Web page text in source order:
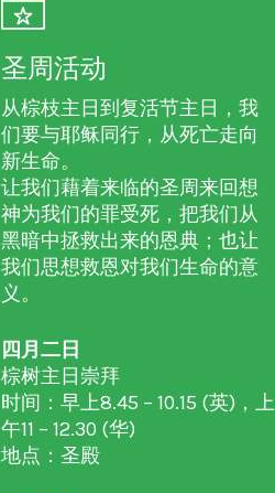
圣周活动
从棕枝主日到复活节主日，我
们要与耶稣同行，从死亡走向
新生命。
让我们藉着来临的圣周来回想
神为我们的罪受死，把我们从
黑暗中拯救出来的恩典；也让
我们思想救恩对我们生命的意
义。
四月二日
棕树主日崇拜
时间：早上8.45 – 10.15 (英)，上
午11 – 12.30 (华)
地点：圣殿